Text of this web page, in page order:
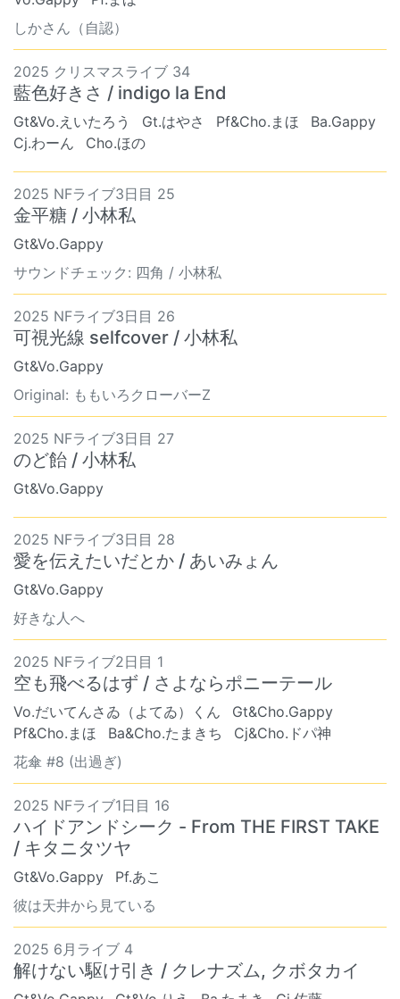
しかさん（自認）
2025 クリスマスライブ 34
藍色好きさ / indigo la End
Gt&Vo.えいたろう Gt.はやさ Pf&Cho.まほ
Ba.Gappy
Cj.わーん
Cho.ほの
2025 NFライブ3日目 25
金平糖 / 小林私
Gt&Vo.Gappy
サウンドチェック: 四角 / 小林私
2025 NFライブ3日目 26
可視光線 selfcover / 小林私
Gt&Vo.Gappy
Original: ももいろクローバーZ
2025 NFライブ3日目 27
のど飴 / 小林私
Gt&Vo.Gappy
2025 NFライブ3日目 28
愛を伝えたいだとか / あいみょん
Gt&Vo.Gappy
好きな人へ
2025 NFライブ2日目 1
空も飛べるはず / さよならポニーテール
Vo.だいてんさゐ（よてゐ）くん
Gt&Cho.Gappy
Pf&Cho.まほ
Ba&Cho.たまきち
Cj&Cho.ドパ神
花傘 #8 (出過ぎ)
2025 NFライブ1日目 16
ハイドアンドシーク - From THE FIRST TAKE
/ キタニタツヤ
Gt&Vo.Gappy
Pf.あこ
彼は天井から見ている
2025 6月ライブ 4
解けない駆け引き / クレナズム, クボタカイ